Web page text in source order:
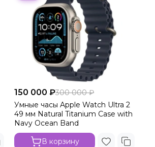
150 000 ₽300 000 ₽
Умные часы Apple Watch Ultra 2
49 мм Natural Titanium Case with
Navy Ocean Band
В корзину